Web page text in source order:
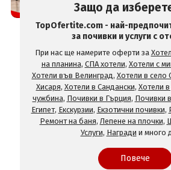
Защо да
TopOfertite.com - най-
за почивки и услуги с
При нас ще намерите оферти за
на планина, СПА хотели, Хотели с
Хотели във Велинград, Хотели в село
Хисаря, Хотели в Сандански, Хотели
чужбина, Почивки в Гърция, Почивки
Египет, Екскурзии, Екзотични почивки,
Ремонт на баня, Лепене на плочки,
Услуги, Награди и много
Повече